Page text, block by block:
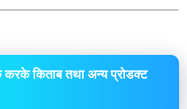
किताब तथा अन्य प्रोडक्ट